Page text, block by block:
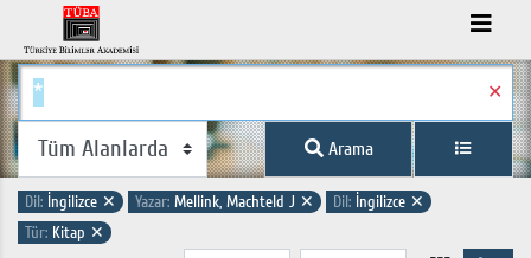
✕
Arama
Dil: İngilizce ✕ Yazar: Mellink, Machteld J ✕ Dil: İngilizce ✕
Tür: Kitap ✕